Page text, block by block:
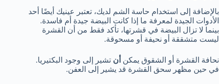
بالإضافة إلى استخدام حاسة الشم لديك، تعتبر عينيك أيضًا أحد
الأدوات الجيدة لمعرفة ما إذا كانت البيضة جيدة أم فاسدة.
بينما لا تزال البيضة في قشرتها، تأكد فقط من أن القشرة
ليست متشققة أو نحيفة أو مسحوقة.
نحافة القشرة أو الشقوق يمكن أن تشير إلى وجود البكتيريا.
في حين مظهر سحق القشرة قد يشير إلى العفن.